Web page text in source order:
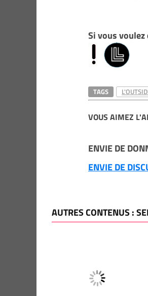
Si vous voulez
TAGS
VOUS AIMEZ
ENVIE DE
ENVIE DE
AUTRES CONTENUS :